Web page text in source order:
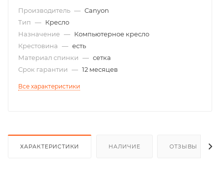
Производитель — Canyon
Тип — Кресло
Назначение — Компьютерное кресло
Крестовина — есть
Материал спинки — сетка
Срок гарантии — 12 месяцев
Все характеристики
ХАРАКТЕРИСТИКИ НАЛИЧИЕ ОТЗЫВЫ